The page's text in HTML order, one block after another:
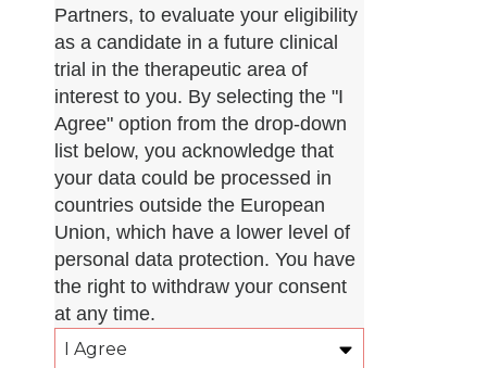
Partners, to evaluate your eligibility
as a candidate in a future clinical
trial in the therapeutic area of
interest to you. By selecting the "I
Agree" option from the drop-down
list below, you acknowledge that
your data could be processed in
countries outside the European
Union, which have a lower level of
personal data protection. You have
the right to withdraw your consent
at any time.